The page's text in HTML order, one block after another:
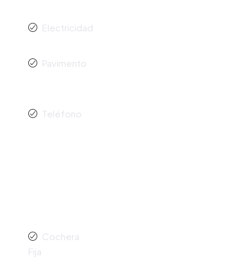
Electricidad
Pavimento
Teléfono
Cochera
Fija